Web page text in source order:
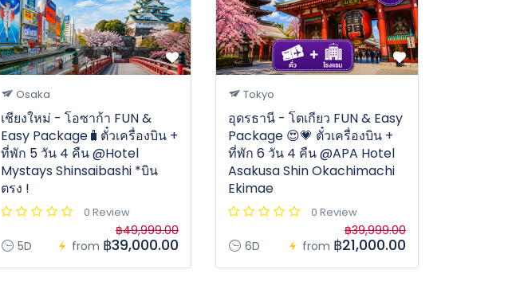
Osaka
เชียงใหม่ - โอซาก้า FUN &
Easy Package🧳ตั๋วเครื่องบิน +
ที่พัก 5 วัน 4 คืน @Hotel
Mystays Shinsaibashi *บิน
ตรง !
0 Review
5D from
฿49,999.00
฿39,000.00
Tokyo
อุดรธานี - โตเกียว FUN & Easy
Package 😍💗 ตั๋วเครื่องบิน +
ที่พัก 6 วัน 4 คืน @APA Hotel
Asakusa Shin Okachimachi
Ekimae
0 Review
6D from
฿39,999.00
฿21,000.00